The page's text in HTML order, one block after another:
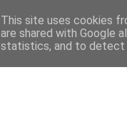
This site uses cookies
are shared with Google
statistics, and to detect